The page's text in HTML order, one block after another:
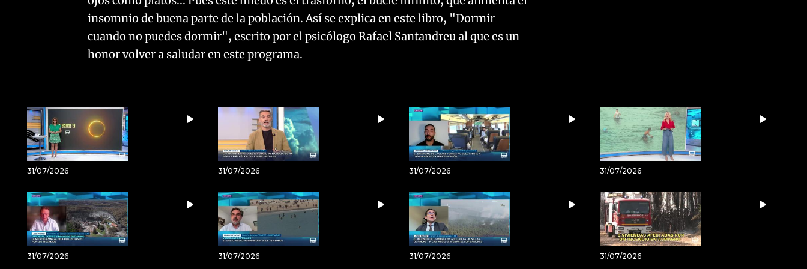
insomnio de buena parte de la población. Así se explica en este libro, "Dormir
cuando no puedes dormir", escrito por el psicólogo Rafael Santandreu al que es un
honor volver a saludar en este programa.
31/07/2026 31/07/2026 31/07/2026 31/07/2026
31/07/2026 31/07/2026 31/07/2026 31/07/2026